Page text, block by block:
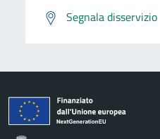
Segnala disservizio